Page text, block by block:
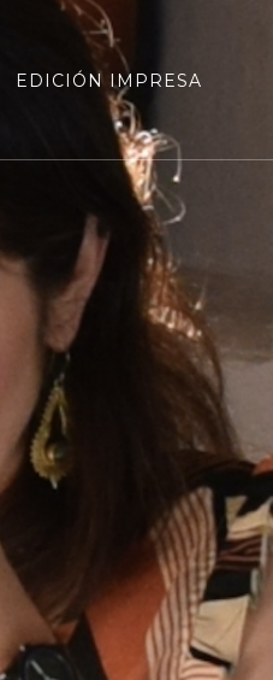
EDICIÓN IMPRESA